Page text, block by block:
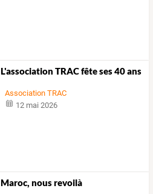
L'association TRAC fête ses 40 ans
Association TRAC
12 mai 2026
Maroc, nous revoilà